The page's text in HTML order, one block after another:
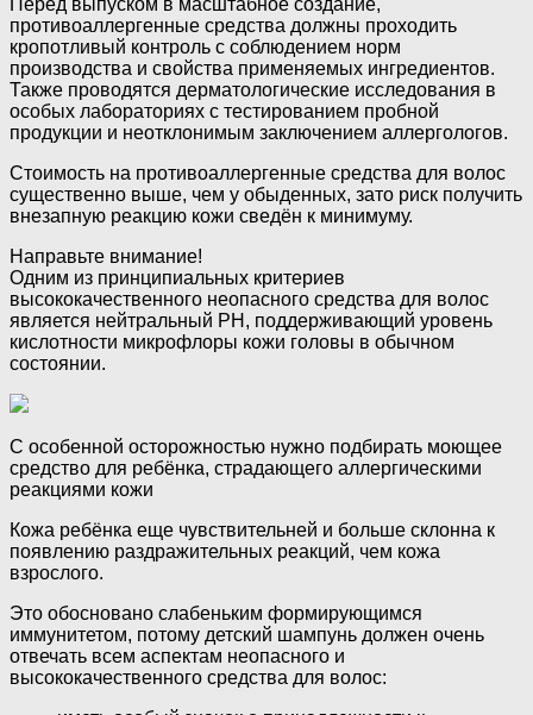
Перед выпуском в масштабное создание,
противоаллергенные средства должны проходить
кропотливый контроль с соблюдением норм
производства и свойства применяемых ингредиентов.
Также проводятся дерматологические исследования в
особых лабораториях с тестированием пробной
продукции и неотклонимым заключением аллергологов.
Стоимость на противоаллергенные средства для волос
существенно выше, чем у обыденных, зато риск получить
внезапную реакцию кожи сведён к минимуму.
Направьте внимание!
Одним из принципиальных критериев
высококачественного неопасного средства для волос
является нейтральный PH, поддерживающий уровень
кислотности микрофлоры кожи головы в обычном
состоянии.
С особенной осторожностью нужно подбирать моющее
средство для ребёнка, страдающего аллергическими
реакциями кожи
Кожа ребёнка еще чувствительней и больше склонна к
появлению раздражительных реакций, чем кожа
взрослого.
Это обосновано слабеньким формирующимся
иммунитетом, потому детский шампунь должен очень
отвечать всем аспектам неопасного и
высококачественного средства для волос: